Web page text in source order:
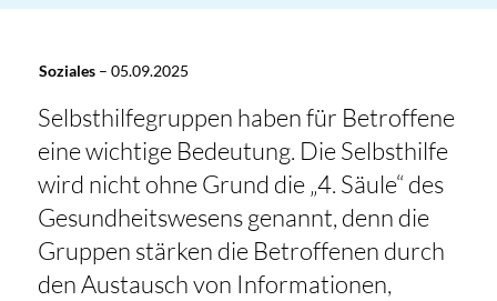
Soziales– 05.09.2025
Selbsthilfegruppen haben für Betroffene
eine wichtige Bedeutung. Die Selbsthilfe
wird nicht ohne Grund die „4. Säule“ des
Gesundheitswesens genannt, denn die
Gruppen stärken die Betroffenen durch
den Austausch von Informationen,